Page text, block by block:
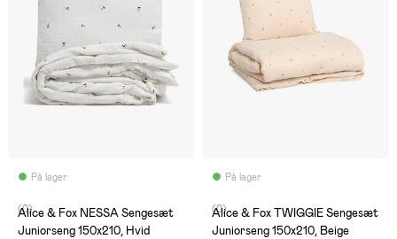
På lager
(0)
Alice & Fox NESSA Sengesæt
Juniorseng 150x210, Hvid
På lager
(0)
Alice & Fox TWIGGIE Sengesæt
Juniorseng 150x210, Beige